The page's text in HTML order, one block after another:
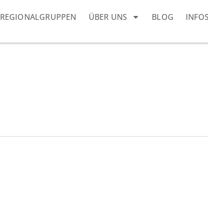
REGIONALGRUPPEN ÜBER UNS BLOG INFOS